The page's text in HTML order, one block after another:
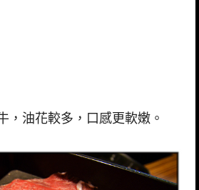
油花較多，口感更軟嫩。